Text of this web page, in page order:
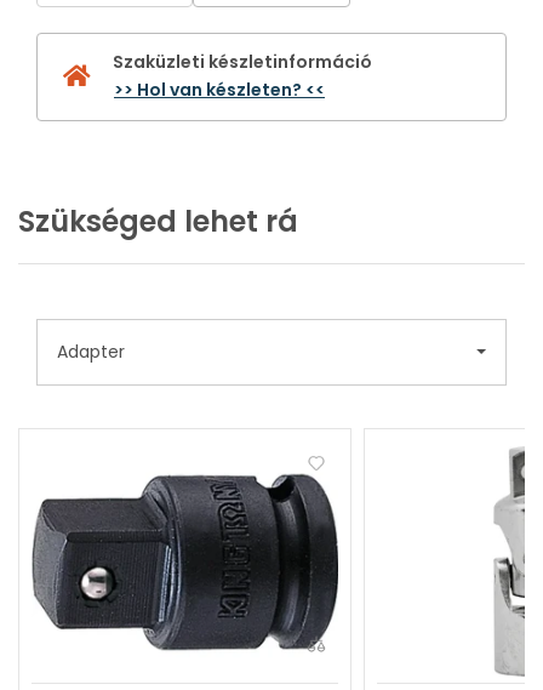
Szaküzleti készletinformáció
>> Hol van készleten? <<
Szükséged lehet rá
Adapter